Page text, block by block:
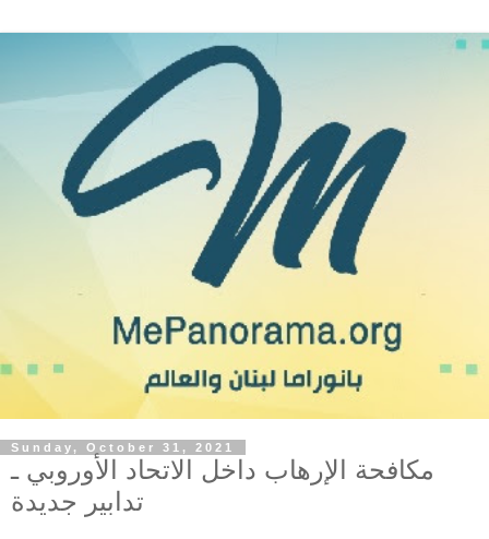
Sunday, October 31, 2021
مكافحة الإرهاب داخل الاتحاد الأوروبي ـ
تدابير جديدة